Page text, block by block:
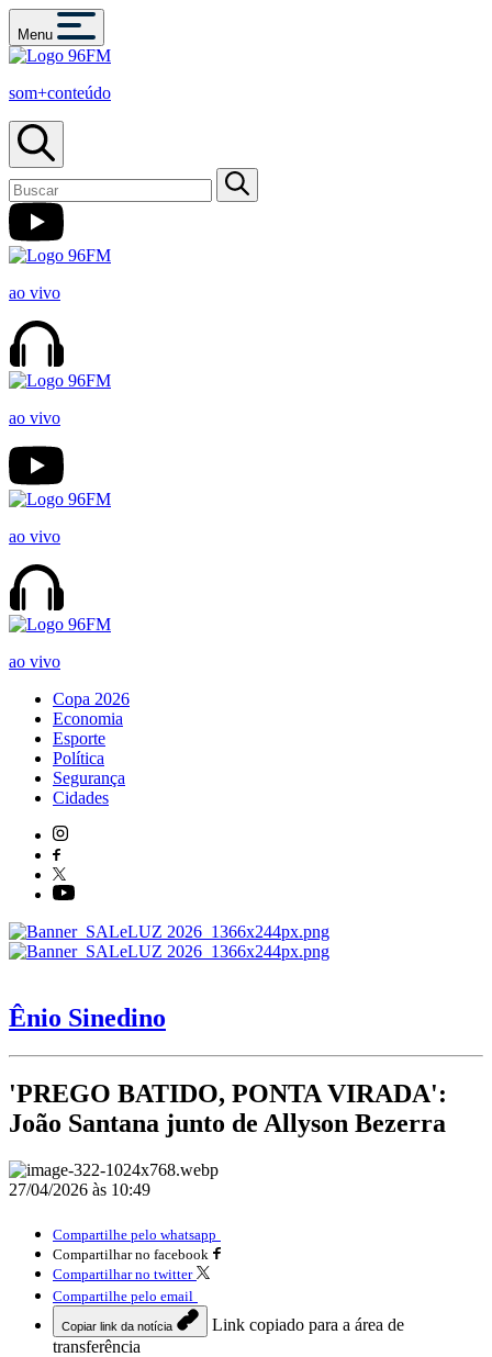
Menu
som+conteúdo
ao vivo
ao vivo
ao vivo
ao vivo
Copa 2026
Economia
Esporte
Política
Segurança
Cidades
Ênio Sinedino
'PREGO BATIDO, PONTA VIRADA':
João Santana junto de Allyson Bezerra
27/04/2026 às 10:49
Compartilhe pelo whatsapp
Compartilhar no facebook
Compartilhar no twitter
Compartilhe pelo email
Copiar link da notícia
Link copiado para a área de
transferência